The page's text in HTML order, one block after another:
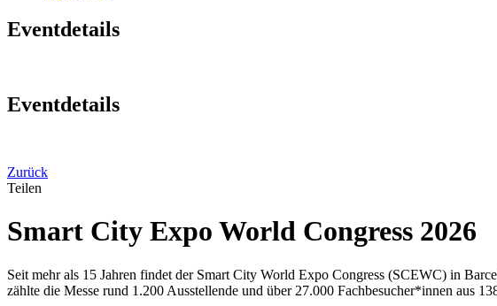
Eventdetails
Eventdetails
Zurück
Teilen
Smart City Expo World Congress 2026
Seit mehr als 15 Jahren findet der Smart City World Expo Congress (SCEWC) in
zählte die Messe rund 1.200 Ausstellende und über 27.000 Fachbesucher*innen aus